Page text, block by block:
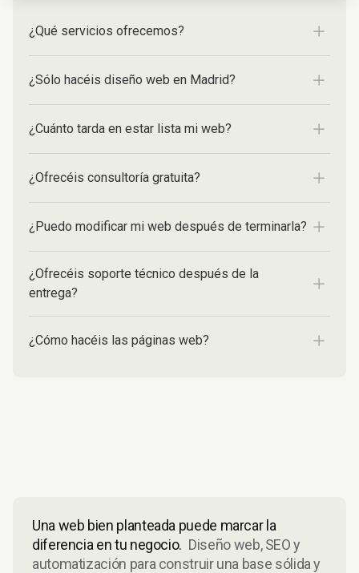
¿Qué servicios ofrecemos?
¿Sólo hacéis diseño web en Madrid?
¿Cuánto tarda en estar lista mi web?
¿Ofrecéis consultoría gratuita?
¿Puedo modificar mi web después de terminarla?
¿Ofrecéis soporte técnico después de la
entrega?
¿Cómo hacéis las páginas web?
Una web bien planteada puede marcar la
diferencia en tu negocio. Diseño web, SEO y
automatización para construir una base sólida y